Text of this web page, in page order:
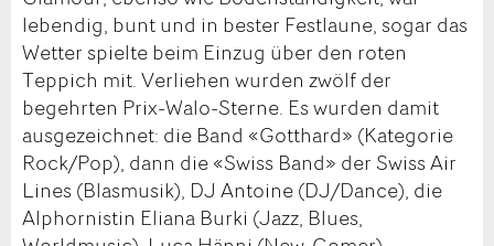
lebendig, bunt und in bester Festlaune, sogar das
Wetter spielte beim Einzug über den roten
Teppich mit. Verliehen wurden zwölf der
begehrten Prix-Walo-Sterne. Es wurden damit
ausgezeichnet: die Band «Gotthard» (Kategorie
Rock/Pop), dann die «Swiss Band» der Swiss Air
Lines (Blasmusik), DJ Antoine (DJ/Dance), die
Alphornistin Eliana Burki (Jazz, Blues,